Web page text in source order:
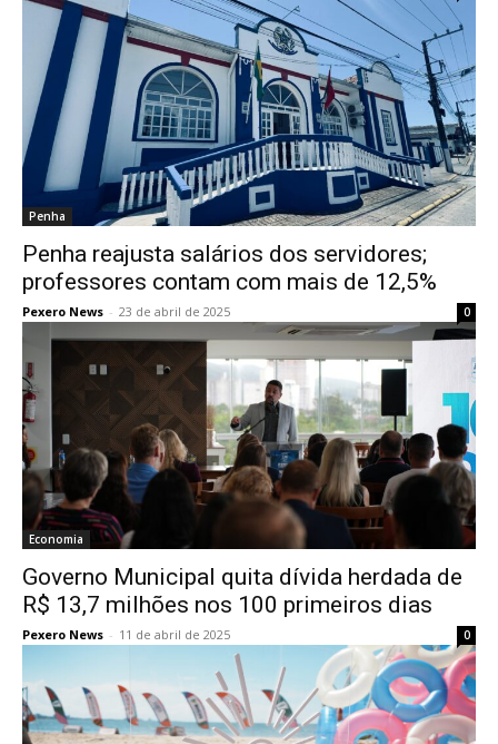
Penha
Penha reajusta salários dos servidores;
professores contam com mais de 12,5%
Pexero News - 23 de abril de 2025 0
Economia
Governo Municipal quita dívida herdada de
R$ 13,7 milhões nos 100 primeiros dias
Pexero News - 11 de abril de 2025 0